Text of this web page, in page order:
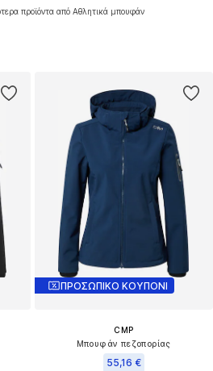
προϊόντα από Αθλητικά μπουφάν
ΠΡΟΣΩΠΙΚΟ ΚΟΥΠΟΝΙ
CMP
Μπουφάν πεζοπορίας
55,16 €